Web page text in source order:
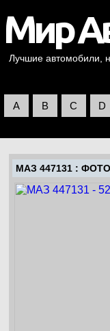
Лучшие автомобили,
A B C D
МАЗ 447131 : ФОТО